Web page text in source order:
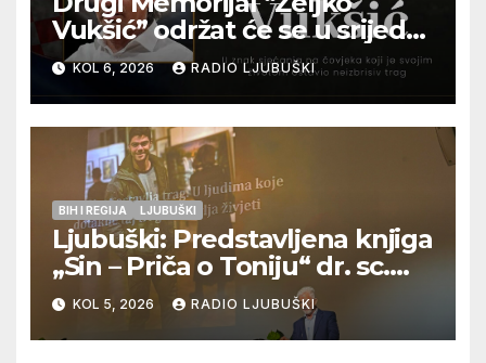
Vukšić” održat će se u srijedu
12. kolovoza u Otoku
KOL 6, 2026 RADIO LJUBUŠKI
BIH I REGIJA LJUBUŠKI
Ljubuški: Predstavljena knjiga
„Sin – Priča o Toniju“ dr. sc.
Zdenka Hercega
KOL 5, 2026 RADIO LJUBUŠKI